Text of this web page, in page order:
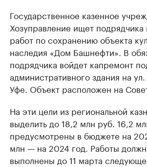
Государственное казенное
Хозуправление ищет
работ по сохранению объекта
наследия «Дом Башнефти». В
подрядчика войдет капремонт
административного здания на
Уфе. Объект расположен на
На эти цели из региональной
выделить до 18,2 млн руб. 16,2
предусмотрены в бюджете на
млн — на 2024 год. Работы
выполнены до 11 марта